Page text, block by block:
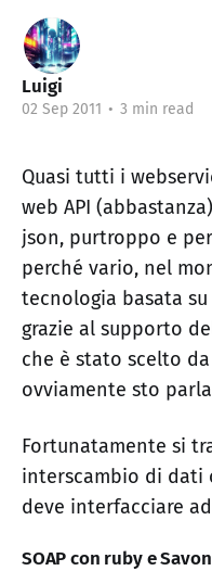
Luigi
02 Sep 2011 • 3 min read
Quasi tutti i
web API (abbastanza)
json, purtroppo e
perché vario, nel
tecnologia basata
grazie al supporto
che è stato scelto
ovviamente sto
Fortunatamente si
interscambio di dati
deve interfacciare
SOAP con ruby e Savon